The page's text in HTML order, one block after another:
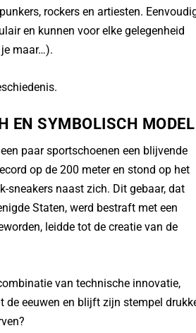
rockers en artiesten.
en kunnen voor elke gelegenheid
maar…).
EN SYMBOLISCH MODEL
paar sportschoenen een blijvende
op de 200 meter en stond op het
sneakers naast zich. Dit gebaar, dat
Staten, werd bestraft met een
leidde tot de creatie van de
van technische innovatie,
eeuwen en blijft zijn stempel